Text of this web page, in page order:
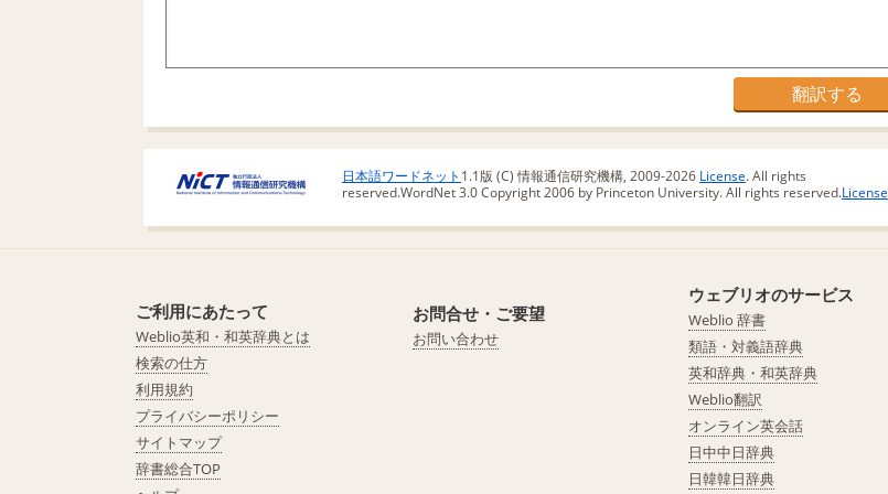
日本語ワードネット 1.1版 (C) 情報通信研究機構, 2009-2026 License. All rights
reserved.WordNet 3.0 Copyright 2006 by Princeton University. All rights reserved.License
ご利用にあたって
Weblio英和・和英辞典とは
検索の仕方
利用規約
プライバシーポリシー
サイトマップ
辞書総合TOP
お問合せ・ご要望
お問い合わせ
ウェブリオのサービス
Weblio 辞書
類語・対義語辞典
英和辞典・和英辞典
Weblio翻訳
オンライン英会話
日中中日辞典
日韓韓日辞典